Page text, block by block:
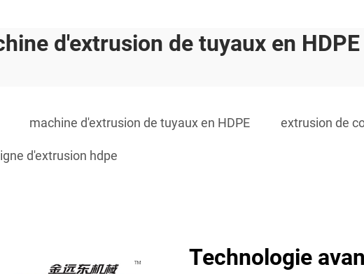
d'extrusion de tuyaux en HDPE
machine d'extrusion de tuyaux en HDPE extrusion de
d'extrusion hdpe
Technologie